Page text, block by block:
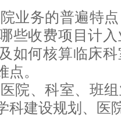
业务的普遍特
些收费项目计
如何核算临床
点。
院、科室、班
科建设规划、医